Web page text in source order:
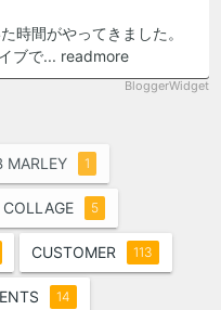
時間がやってきました。
ブで... readmore
BloggerWidget
MARLEY 1
COLLAGE 5
CUSTOMER 113
14